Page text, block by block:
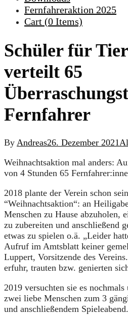
Fernfahreraktion 2025
Cart (0 Items)
Schüler für
verteilt 65
Fernfahrer
By Andreas26. Dezember 2021
Weihnachtsaktion mal anders:
von 4 Stunden 65
2018 plante der Verein schon
“Weihnachtsaktion“: an
Menschen zu Hause abzuholen,
zu zubereiten und anschließend
etwas zu spielen o.ä. „Leider
Aufruf im Amtsblatt keiner
Luppert, Vorsitzende des
erfuhr, trauten bzw. genierten
2019 versuchten sie es
zwei liebe Menschen zum 3
und anschließendem Spieleabend.